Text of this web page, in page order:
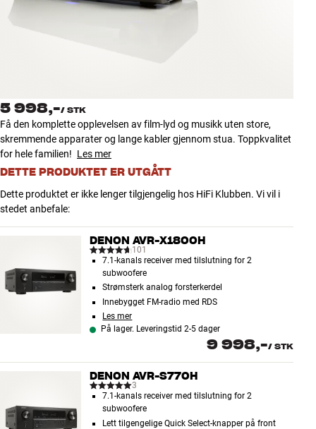
NYHETER
TILBUD
Finn Butikk
Kundeservice
5 998,-/ STK
Få den komplette opplevelsen av film-lyd og musikk uten store,
skremmende apparater og lange kabler gjennom stua. Toppkvalitet
for hele familien! Les mer
DETTE PRODUKTET ER UTGÅTT
Dette produktet er ikke lenger tilgjengelig hos HiFi Klubben. Vi vil i
stedet anbefale:
DENON AVR-X1800H
101
7.1-kanals receiver med tilslutning for 2
subwoofere
Strømsterk analog forsterkerdel
Innebygget FM-radio med RDS
Les mer
På lager. Leveringstid 2-5 dager
9 998,-/ STK
DENON AVR-S770H
3
7.1-kanals receiver med tilslutning for 2
subwoofere
Lett tilgengelige Quick Select-knapper på front